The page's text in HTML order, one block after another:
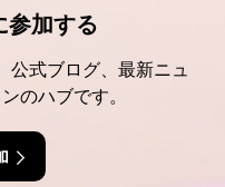
参加する
式ブログ、最新ニュ
のハブです。